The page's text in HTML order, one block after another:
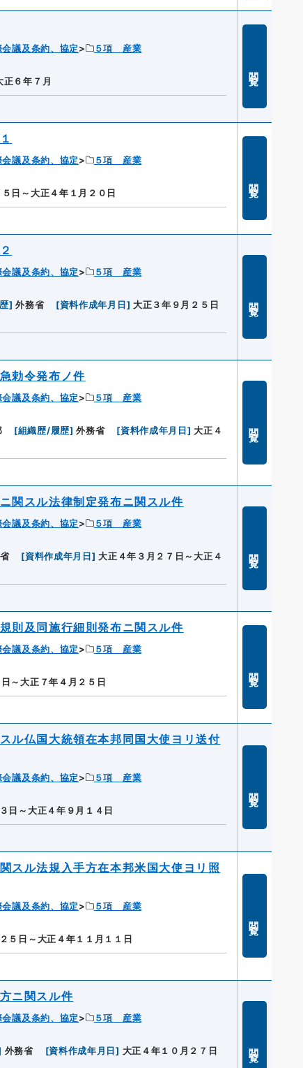
議及条約、協定
５項 産業
正６年７月
議及条約、協定
５項 産業
日～大正４年１月２０日
議及条約、協定
５項 産業
] 外務省 [資料作成年月日] 大正３年９月２５日
勅令発布ノ件
議及条約、協定
５項 産業
[組織歴/履歴] 外務省 [資料作成年月日] 大正４
関スル法律制定発布ニ関スル件
議及条約、協定
５項 産業
[資料作成年月日] 大正４年３月２７日～大正４
則及同施行細則発布ニ関スル件
議及条約、協定
５項 産業
～大正７年４月２５日
ル仏国大統領在本邦同国大使ヨリ送付
議及条約、協定
５項 産業
日～大正４年９月１４日
スル法規入手方在本邦米国大使ヨリ照
議及条約、協定
５項 産業
５日～大正４年１１月１１日
ニ関スル件
議及条約、協定
５項 産業
外務省 [資料作成年月日] 大正４年１０月２７日